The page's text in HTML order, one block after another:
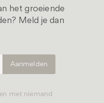
het groeiende
Meld je dan
met niemand